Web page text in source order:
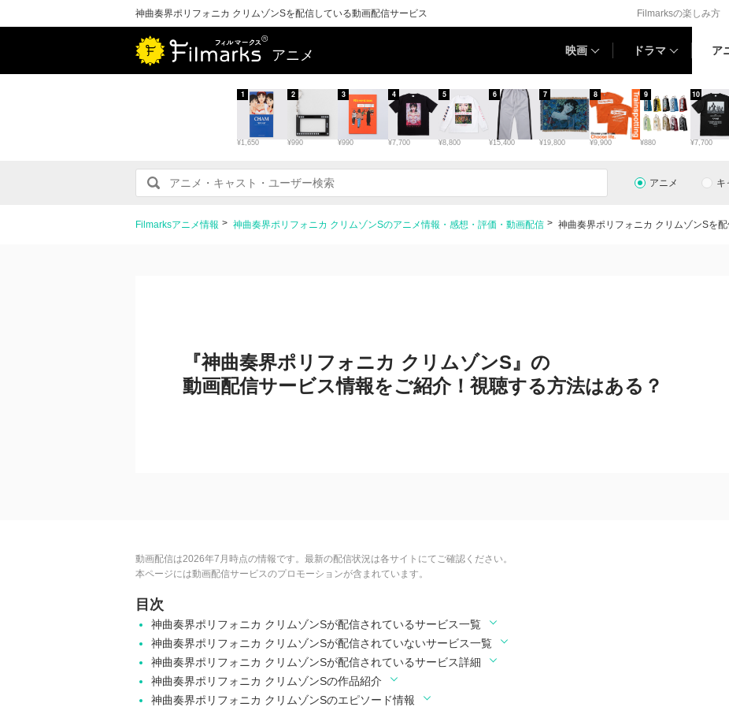
神曲奏界ポリフォニカ クリムゾンSを配信している動画配信サービス Filmarksの楽しみ方
アニメ 映画 ドラマ ア
¥1,650
1
¥990
2
¥990
3
¥7,700
4
¥8,800
5
¥15,400
6
¥19,800
7
¥9,900
8
¥880
9
¥7,700
10
アニメ キ
Filmarksアニメ情報 神曲奏界ポリフォニカ クリムゾンSのアニメ情報・感想・評価・動画配信 神曲奏界ポリフォニカ クリムゾンSを
『神曲奏界ポリフォニカ クリムゾンS』の
動画配信サービス情報をご紹介！視聴する方法はある？
動画配信は2026年7月時点の情報です。最新の配信状況は各サイトにてご確認ください。
本ページには動画配信サービスのプロモーションが含まれています。
目次
神曲奏界ポリフォニカ クリムゾンSが配信されているサービス一覧
神曲奏界ポリフォニカ クリムゾンSが配信されていないサービス一覧
神曲奏界ポリフォニカ クリムゾンSが配信されているサービス詳細
神曲奏界ポリフォニカ クリムゾンSの作品紹介
神曲奏界ポリフォニカ クリムゾンSのエピソード情報